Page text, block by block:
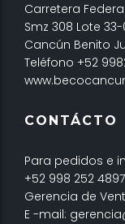
Carretera
Smz 308 Lote 33-
Cancún Benito
Teléfono +52
CONTÁCTO
Para pedidos e
+52 998 252 4897
Gerencia de
E -mail: